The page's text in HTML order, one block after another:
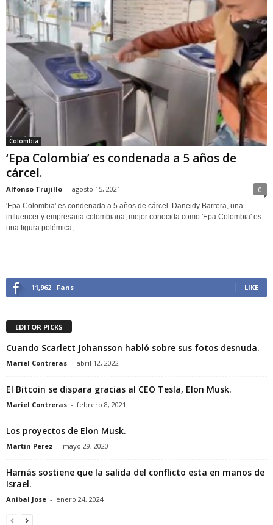
Colombia
‘Epa Colombia’ es condenada a 5 años de
cárcel.
Alfonso Trujillo - agosto 15, 2021 0
'Epa Colombia' es condenada a 5 años de cárcel. Daneidy Barrera, una
influencer y empresaria colombiana, mejor conocida como 'Epa Colombia' es
una figura polémica,...
11,962 Fans LIKE
EDITOR PICKS
Cuando Scarlett Johansson habló sobre sus fotos desnuda.
Mariel Contreras - abril 12, 2022
El Bitcoin se dispara gracias al CEO Tesla, Elon Musk.
Mariel Contreras - febrero 8, 2021
Los proyectos de Elon Musk.
Martin Perez - mayo 29, 2020
Hamás sostiene que la salida del conflicto esta en manos de
Israel.
Anibal Jose - enero 24, 2024